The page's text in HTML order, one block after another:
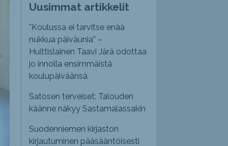
Uusimmat artikkelit
”Koulussa ei tarvitse enää
nukkua päiväunia” –
Huittislainen Taavi Järä odottaa
jo innolla ensimmäistä
koulupäiväänsä
Satosen terveiset: Talouden
käänne näkyy Sastamalassakin
Suodenniemen kirjaston
kirjautuminen pääsääntöisesti